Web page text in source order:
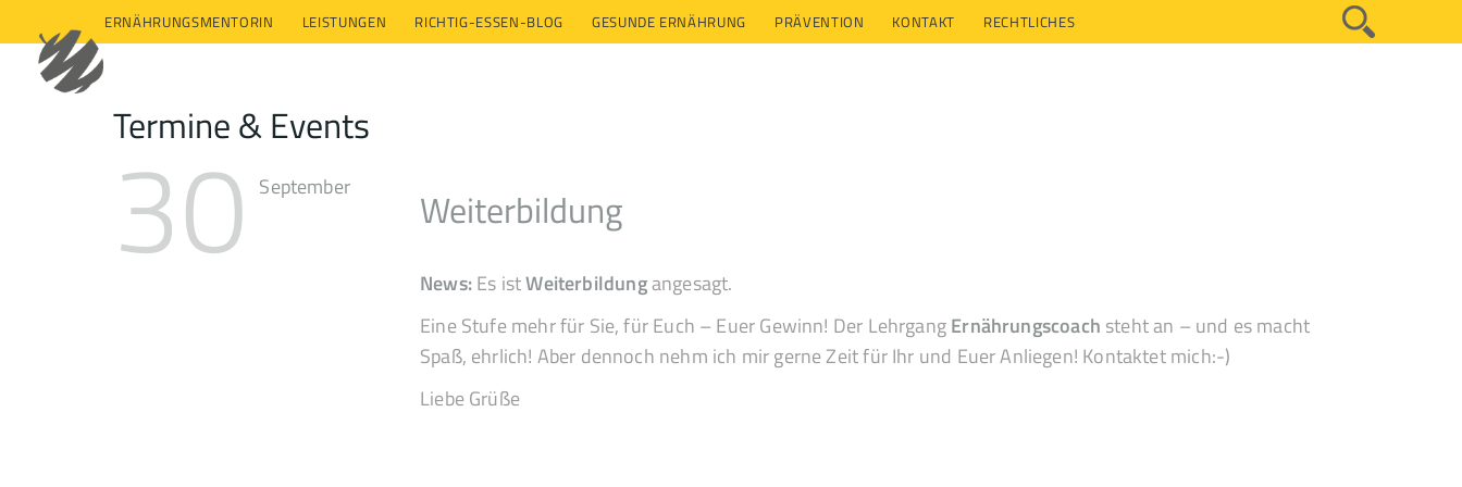
ERNÄHRUNGSMENTORIN LEISTUNGEN RICHTIG-ESSEN-BLOG GESUNDE ERNÄHRUNG PRÄVENTION KONTAKT RECHTLICHES
Termine & Events
Weiterbildung
30 September
News:Es istWeiterbildungangesagt.
Eine Stufe mehr für Sie, für Euch – Euer Gewinn! Der LehrgangErnährungscoach steht an – und es macht
Spaß, ehrlich! Aber dennoch nehm ich mir gerne Zeit für Ihr und Euer Anliegen! Kontaktet mich:-)
Liebe Grüße